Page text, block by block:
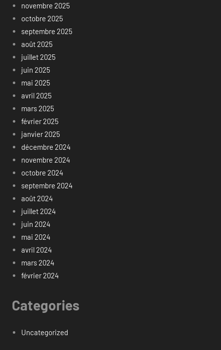
novembre 2025
octobre 2025
septembre 2025
août 2025
juillet 2025
juin 2025
mai 2025
avril 2025
mars 2025
février 2025
janvier 2025
décembre 2024
novembre 2024
octobre 2024
septembre 2024
août 2024
juillet 2024
juin 2024
mai 2024
avril 2024
mars 2024
février 2024
Categories
Uncategorized